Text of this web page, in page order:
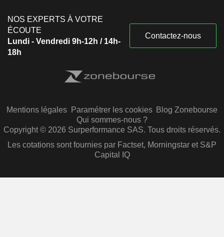
NOS EXPERTS À VOTRE
ÉCOUTE
Lundi - Vendredi 9h-12h / 14h-
18h
Contactez-nous
Mentions légales Paramétrer les cookies Blog Zonebourse
Qui sommes-nous ?
Copyright © 2026 Surperformance SAS. Tous droits réservés.
Les cotations sont fournies par Factset, Morningstar et S&P
Capital IQ